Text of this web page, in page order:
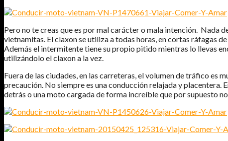
Pero no te creas que es por mal carácter o mala intención. Nada
vietnamitas. El claxon se utiliza a todas horas, en cortas ráfagas
Además el intermitente tiene su propio pitido mientras lo llevas
utilizándolo el claxon a la vez.
Fuera de las ciudades, en las carreteras, el volumen de tráfico es
precaución. No siempre es una conducción relajada y
detrás o una moto cargada de forma increíble que por supuesto